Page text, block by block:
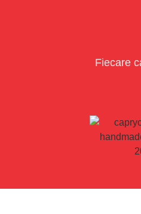
Fiecare